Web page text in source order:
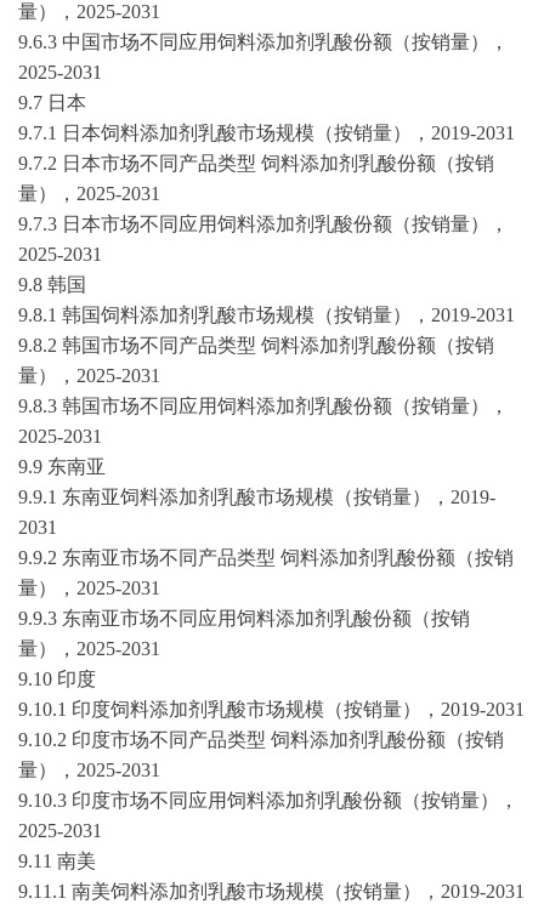
量）， 2025-2031
9.6.3 中国市场不同应用饲料添加剂乳酸份额（按销量），
2025-2031
9.7 日本
9.7.1 日本饲料添加剂乳酸市场规模（按销量）， 2019-2031
9.7.2 日本市场不同产品类型 饲料添加剂乳酸份额（按销
量）， 2025-2031
9.7.3 日本市场不同应用饲料添加剂乳酸份额（按销量），
2025-2031
9.8 韩国
9.8.1 韩国饲料添加剂乳酸市场规模（按销量）， 2019-2031
9.8.2 韩国市场不同产品类型 饲料添加剂乳酸份额（按销
量）， 2025-2031
9.8.3 韩国市场不同应用饲料添加剂乳酸份额（按销量），
2025-2031
9.9 东南亚
9.9.1 东南亚饲料添加剂乳酸市场规模（按销量）， 2019-
2031
9.9.2 东南亚市场不同产品类型 饲料添加剂乳酸份额（按销
量）， 2025-2031
9.9.3 东南亚市场不同应用饲料添加剂乳酸份额（按销
量）， 2025-2031
9.10 印度
9.10.1 印度饲料添加剂乳酸市场规模（按销量）， 2019-2031
9.10.2 印度市场不同产品类型 饲料添加剂乳酸份额（按销
量）， 2025-2031
9.10.3 印度市场不同应用饲料添加剂乳酸份额（按销量），
2025-2031
9.11 南美
9.11.1 南美饲料添加剂乳酸市场规模（按销量）， 2019-2031